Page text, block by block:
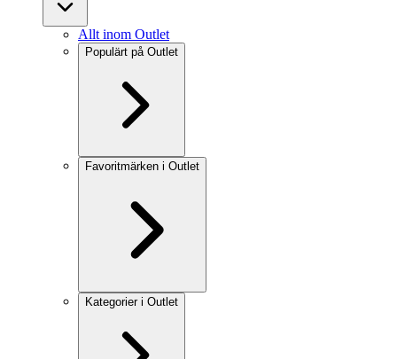
Allt inom Outlet
Populärt på Outlet
Favoritmärken i Outlet
Kategorier i Outlet